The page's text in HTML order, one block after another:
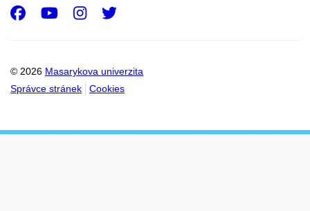
© 2026 Masarykova univerzita
Správce stránek
Cookies
Facebook
Youtube
Instagram
Twitter